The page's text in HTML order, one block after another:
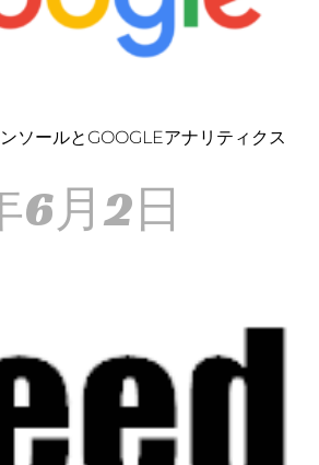
ソールとGOOGLEアナリティクス
6月2日